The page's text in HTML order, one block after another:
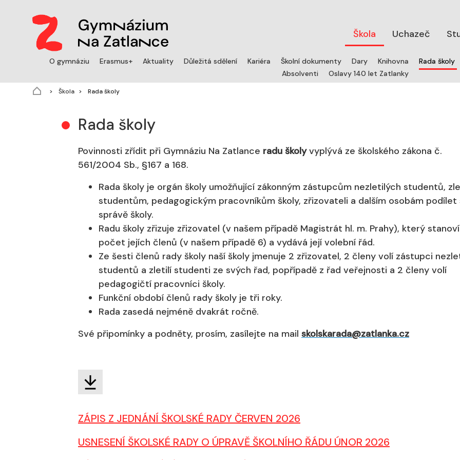
Škola Uchazeč
O gymnáziu Erasmus+ Aktuality Důležitá sdělení Kariéra Školní dokumenty Dary Knihovna Rada školy
Absolventi
Oslavy 140 let Zatlanky
Škola Rada školy(aktuální)
Rada školy
Povinnosti zřídit při Gymnáziu Na Zatlance radu školyvyplývá ze školského zákona č.
561/2004 Sb., §167 a 168.
Rada školy je orgán školy umožňující zákonným zástupcům nezletilých studentů,
studentům, pedagogickým pracovníkům školy, zřizovateli a dalším osobám podílet
správě školy.
Radu školy zřizuje zřizovatel (v našem případě Magistrát hl. m. Prahy), který stanoví
počet jejích členů (v našem případě 6) a vydává její volební řád.
Ze šesti členů rady školy naší školy jmenuje 2 zřizovatel, 2 členy volí zástupci
studentů a zletilí studenti ze svých řad, popřípadě z řad veřejnosti a 2 členy volí
pedagogičtí pracovníci školy.
Funkční období členů rady školy je tři roky.
Rada zasedá nejméně dvakrát ročně.
Své připomínky a podněty, prosím, zasílejte na mail skolskarada@zatlanka.cz
ZÁPIS Z JEDNÁNÍ ŠKOLSKÉ RADY ČERVEN 2026
USNESENÍ ŠKOLSKÉ RADY O ÚPRAVĚ ŠKOLNÍHO ŘÁDU ÚNOR 2026